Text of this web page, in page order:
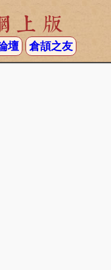
上版
壇 倉頡之友